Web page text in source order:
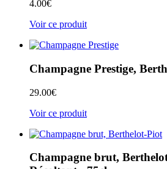
4.00€
Voir ce produit
Champagne Prestige,
29.00€
Voir ce produit
Champagne brut,